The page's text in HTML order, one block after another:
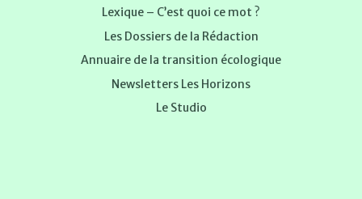
Lexique – C’est quoi ce mot ?
Les Dossiers de la Rédaction
Annuaire de la transition écologique
Newsletters Les Horizons
Le Studio